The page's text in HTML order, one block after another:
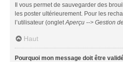
Il vous permet de sauvegarder des
les poster ultérieurement. Pour les
l’utilisateur (onglet Aperçu --> Gestion
Haut
Pourquoi mon message doit être